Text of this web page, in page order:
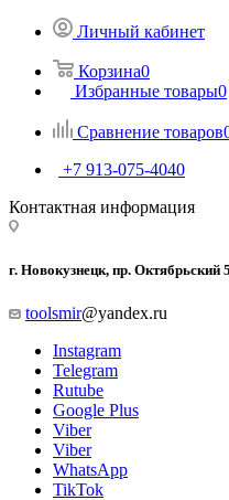
Личный кабинет
Корзина0
Избранные товары0
Сравнение товаров
+7 913-075-4040
Контактная информация
г. Новокузнецк, пр. Октябрьский
toolsmir@yandex.ru
Instagram
Telegram
Rutube
Google Plus
Viber
Viber
WhatsApp
TikTok